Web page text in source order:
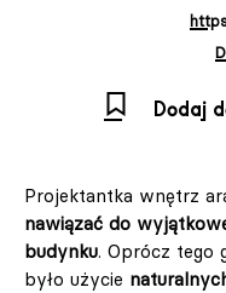
Dodaj
Projektantka wnętrz
nawiązać do
budynku. Oprócz tego
było użycie